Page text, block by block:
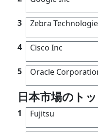
3 Zebra
4 Cisco Inc
5 Oracle
日本市場のト
1 Fujitsu